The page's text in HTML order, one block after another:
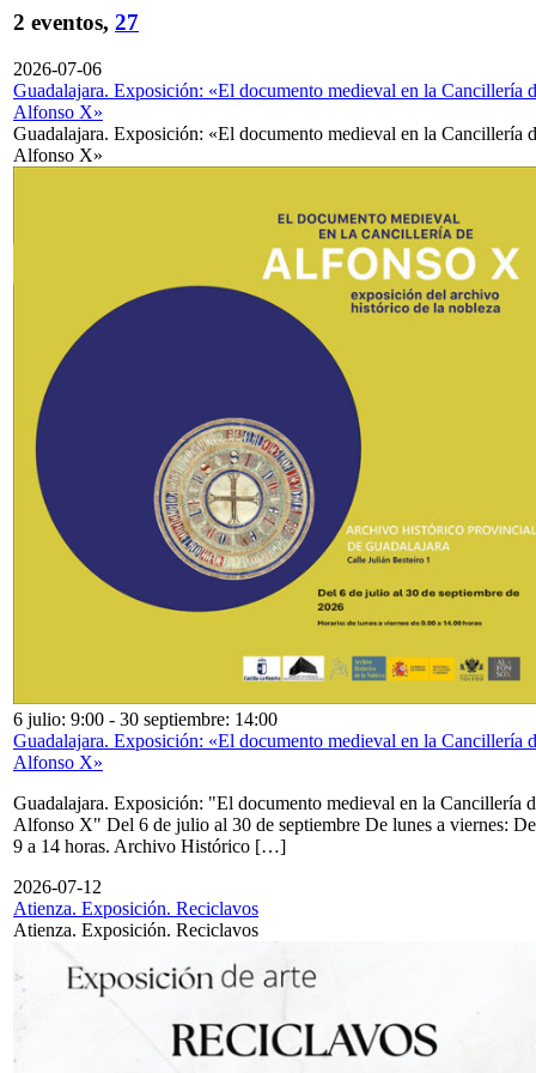
2 eventos, 27
2026-07-06
Guadalajara. Exposición: «El documento medieval en la Cancillería
Alfonso X»
Guadalajara. Exposición: «El documento medieval en la Cancillería
Alfonso X»
6 julio: 9:00 - 30 septiembre: 14:00
Guadalajara. Exposición: «El documento medieval en la Cancillería
Alfonso X»
Guadalajara. Exposición: "El documento medieval en la Cancillería
Alfonso X" Del 6 de julio al 30 de septiembre De lunes a viernes: De
9 a 14 horas. Archivo Histórico […]
2026-07-12
Atienza. Exposición. Reciclavos
Atienza. Exposición. Reciclavos